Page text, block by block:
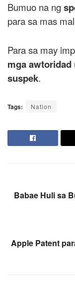
Bumuo na ng
para sa mas
Para sa may
mga awtoridad
suspek.
Tags: Nation
Babae Huli sa
Apple Patent